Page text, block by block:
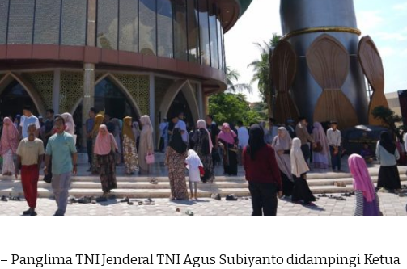
– Panglima TNI Jenderal TNI Agus Subiyanto didampingi Ketua